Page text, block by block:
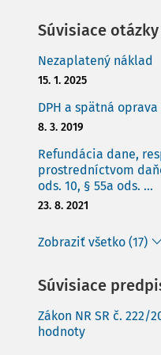
Súvisiace
Nezaplatený náklad
15. 1. 2025
DPH a spätná
8. 3. 2019
Refundácia dane,
prostredníctvom
ods. 10, § 55a ods. ...
23. 8. 2021
Zobraziť všetko (17)
Súvisiace
Zákon NR SR č. 222/
hodnoty